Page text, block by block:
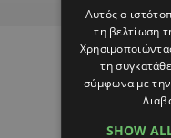
Αυτός ο
τη βελτίωση
τη
σύμφωνα με την
SHOW